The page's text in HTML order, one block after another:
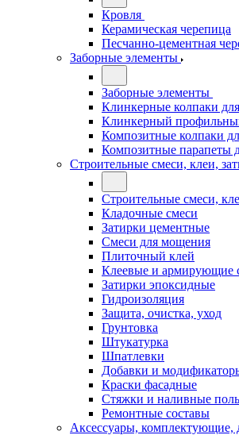
Кровля
Керамическая черепица
Песчанно-цементная
Заборные элементы
Заборные элементы
Клинкерные колпаки
Клинкерный
Композитные колпаки
Композитные парапеты
Строительные смеси, клеи,
Строительные смеси,
Кладочные смеси
Затирки цементные
Смеси для мощения
Плиточный клей
Клеевые и армирующие
Затирки эпоксидные
Гидроизоляция
Защита, очистка, уход
Грунтовка
Штукатурка
Шпатлевки
Добавки и
Краски фасадные
Стяжки и наливные
Ремонтные составы
Аксессуары, комплектующие,